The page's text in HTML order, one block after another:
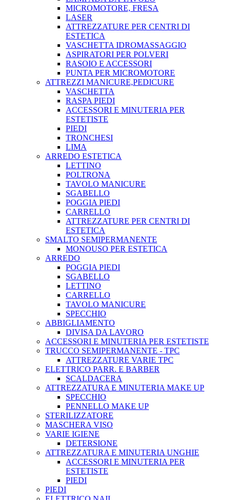
MICROMOTORE, FRESA
LASER
ATTREZZATURE PER CENTRI DI
ESTETICA
VASCHETTA IDROMASSAGGIO
ASPIRATORI PER POLVERI
RASOIO E ACCESSORI
PUNTA PER MICROMOTORE
ATTREZZI MANICURE,PEDICURE
VASCHETTA
RASPA PIEDI
ACCESSORI E MINUTERIA PER
ESTETISTE
PIEDI
TRONCHESI
LIMA
ARREDO ESTETICA
LETTINO
POLTRONA
TAVOLO MANICURE
SGABELLO
POGGIA PIEDI
CARRELLO
ATTREZZATURE PER CENTRI DI
ESTETICA
SMALTO SEMIPERMANENTE
MONOUSO PER ESTETICA
ARREDO
POGGIA PIEDI
SGABELLO
LETTINO
CARRELLO
TAVOLO MANICURE
SPECCHIO
ABBIGLIAMENTO
DIVISA DA LAVORO
ACCESSORI E MINUTERIA PER ESTETISTE
TRUCCO SEMIPERMANENTE - TPC
ATTREZZATURE VARIE TPC
ELETTRICO PARR. E BARBER
SCALDACERA
ATTREZZATURA E MINUTERIA MAKE UP
SPECCHIO
PENNELLO MAKE UP
STERILIZZATORE
MASCHERA VISO
VARIE IGIENE
DETERSIONE
ATTREZZATURA E MINUTERIA UNGHIE
ACCESSORI E MINUTERIA PER
ESTETISTE
PIEDI
PIEDI